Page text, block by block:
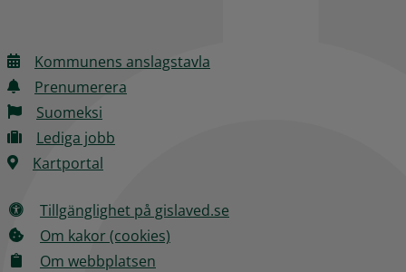
Kommunens anslagstavla
Prenumerera
Suomeksi
Lediga jobb
Kartportal
Tillgänglighet på gislaved.se
Om kakor (cookies)
Om webbplatsen